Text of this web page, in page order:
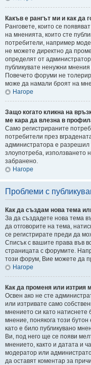
Какъв е рангът ми и как да
Ранговете, които се
на мненията, които сте
потребители, например
не можете директно да
определят от
публикувате ненужни
Повечето форуми не
може да намали броят на
Нагоре
Защо когато кликна на
ме кара да влезна в
Само регистрираните
потребители през
администратора е разрешил
злоупотреба, използването
забранено.
Нагоре
Проблеми с
Как да създам нова тема
За да създадете нова тема
да отговорите на тема,
се регистрирате преди да
Списък с вашите права във
страницата с форумите.
този форум, Вие можете да
Нагоре
Как да променя или изтрия
Освен ако не сте
или изтривате само
мнението си като
мнение, понякога този
като е било публикувано
Ви, под него ще се появи
мнението, както и датата и
модератор или
да оставят коментар за